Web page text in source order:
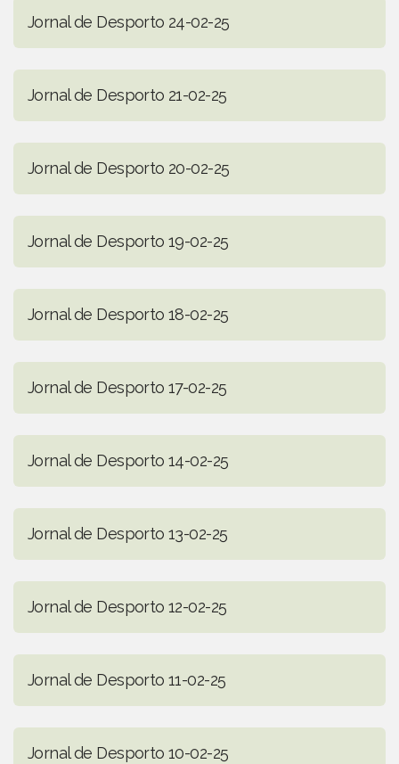
Jornal de Desporto 24-02-25
Jornal de Desporto 21-02-25
Jornal de Desporto 20-02-25
Jornal de Desporto 19-02-25
Jornal de Desporto 18-02-25
Jornal de Desporto 17-02-25
Jornal de Desporto 14-02-25
Jornal de Desporto 13-02-25
Jornal de Desporto 12-02-25
Jornal de Desporto 11-02-25
Jornal de Desporto 10-02-25